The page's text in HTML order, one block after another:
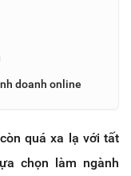
doanh online
quá xa lạ với tất
chọn làm ngành